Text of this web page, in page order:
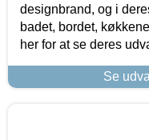
designbrand, og i
badet, bordet,
her for at se deres
Se